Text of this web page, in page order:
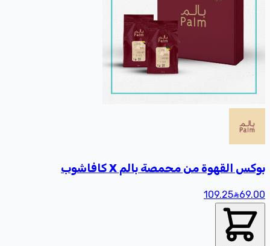
بوكس القهوة من محمصة بالم X كافاشوب
69.00
109.25